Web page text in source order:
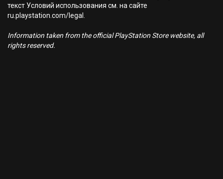
текст Условий использования см. на сайте
ru.playstation.com/legal.
Information taken from the official PlayStation Store website, all
rights reserved.